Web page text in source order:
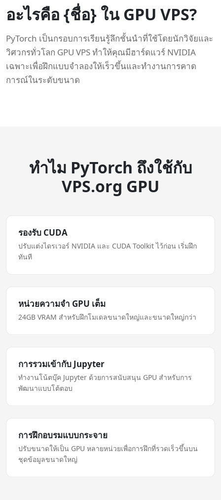
อะไรคือ {ชื่อ} ใน GPU VPS?
PyTorch เป็นกรอบการเรียนรู้ลึกชั้นนำที่ใช้โดยนักวิจัยและ
วิศวกรทั่วโลก GPU VPS ทำให้คุณมีฮาร์ดแวร์ NVIDIA
เฉพาะเพื่อฝึกแบบจำลองให้เร็วขึ้นและทำงานการคาด
การณ์ในระดับขนาด
ทำไม PyTorch ถึงใช้กับ
VPS.org GPU
รองรับ CUDA
ปรับแต่งไดรเวอร์ NVIDIA และ CUDA Toolkit ไว้ก่อน เริ่มฝึก
ทันที
หน่วยความจำ GPU เต็ม
24GB VRAM สำหรับฝึกโมเดลขนาดใหญ่และขนาดใหญ่กว่า
การรวมเข้ากับ Jupyter
ทำงานโน้ตบุ๊ค Jupyter ด้วยการสนับสนุน GPU สำหรับการ
พัฒนาแบบโต้ตอบ
การฝึกอบรมแบบกระจาย
ปรับขนาดให้เป็น GPU หลายหน่วยเพื่อการฝึกที่รวดเร็วขึ้นบน
ชุดข้อมูลขนาดใหญ่